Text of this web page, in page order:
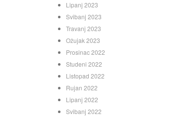
Lipanj 2023
Svibanj 2023
Travanj 2023
Ožujak 2023
Prosinac 2022
Studeni 2022
Listopad 2022
Rujan 2022
Lipanj 2022
Svibanj 2022